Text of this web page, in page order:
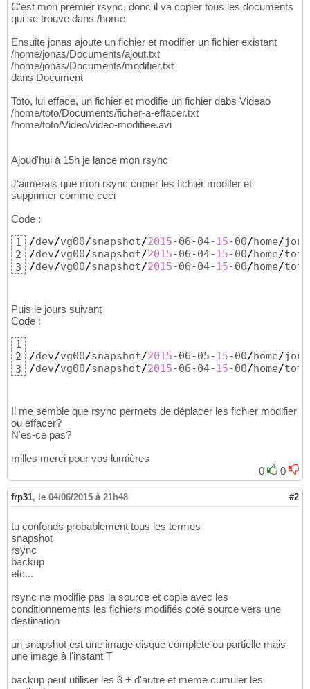
C'est mon premier rsync, donc il va copier tous les documents
qui se trouve dans /home
Ensuite jonas ajoute un fichier et modifier un fichier existant
/home/jonas/Documents/ajout.txt
/home/jonas/Documents/modifier.txt
dans Document
Toto, lui efface, un fichier et modifie un fichier dabs Videao
/home/toto/Documents/ficher-a-effacer.txt
/home/toto/Video/video-modifiee.avi
Ajoud'hui à 15h je lance mon rsync
J'aimerais que mon rsync copier les fichier modifer et
supprimer comme ceci
Code :
1
2
3
/dev/vg00/snapshot/2015-06-04-15-00/home/
/dev/vg00/snapshot/2015-06-04-15-00/home/toto
/dev/vg00/snapshot/2015-06-04-15-00/home/toto
Puis le jours suivant
Code :
1
2
3
/dev/vg00/snapshot/2015-06-05-15-00/home/
/dev/vg00/snapshot/2015-06-04-15-00/home/toto
Il me semble que rsync permets de déplacer les fichier modifier
ou effacer?
N'es-ce pas?
milles merci pour vos lumières
0
0
frp31, le 04/06/2015 à 21h48 #2
tu confonds probablement tous les termes
snapshot
rsync
backup
etc...
rsync ne modifie pas la source et copie avec les
conditionnements les fichiers modifiés coté source vers une
destination
un snapshot est une image disque complete ou partielle mais
une image à l'instant T
backup peut utiliser les 3 + d'autre et meme cumuler les